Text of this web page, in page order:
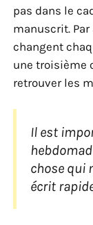
pas dans le
manuscrit.
changent
une troisième
retrouver les
Il est
chose qui
écrit